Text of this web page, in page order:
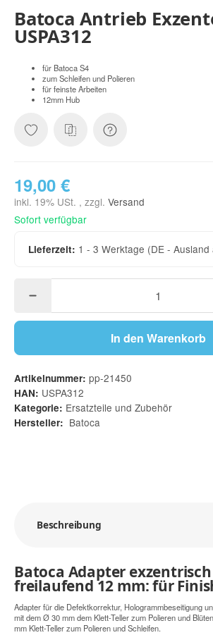
Batoca Antrieb
USPA312
für Batoca S4
zum Schleifen und Polieren
für feinste Arbeiten
12mm Hub
19,00 €
inkl. 19% USt. , zzgl. Versand
Sofort verfügbar
Lieferzeit: 1 - 3 Werktage (DE -
In den Warenkorb
Artikelnummer: pp-21450
HAN: USPA312
Kategorie: Ersatzteile und Zubehör
Hersteller: Batoca
Beschreibung
Batoca Adapter exzentrisch
freilaufend 12 mm: für
Adapter für die Defektkorrektur, Hologrammbeseitigung
mit dem Ø 30 mm dem Klett-Teller zum Polieren und
mm Klett-Teller zum Polieren und Schleifen.